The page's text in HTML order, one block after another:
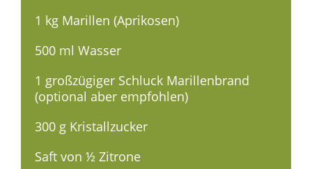
1 kg Marillen (Aprikosen)
500 ml Wasser
1 großzügiger Schluck Marillenbrand
(optional aber empfohlen)
300 g Kristallzucker
Saft von ½ Zitrone